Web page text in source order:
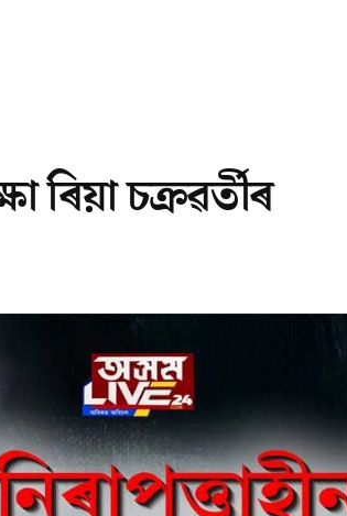
ৰিয়া চক্ৰৱৰ্তীৰ